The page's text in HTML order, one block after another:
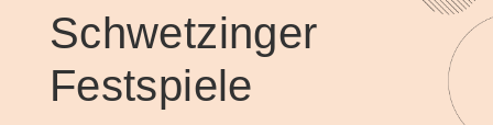
Schwetzinger
Festspiele